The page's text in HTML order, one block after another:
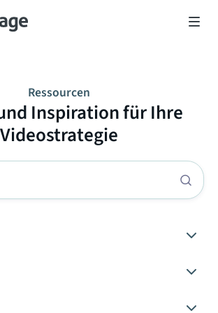
Ressourcen
Inspiration für Ihre
Videostrategie